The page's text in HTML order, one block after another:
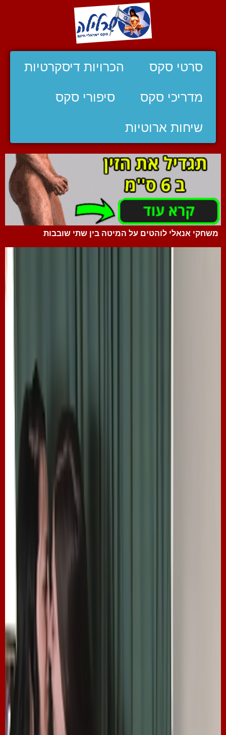
סרטי סקס הכרויות דיסקרטיות
מדריכי סקס סיפורי סקס
שיחות ארוטיות
משחקי אנאלי לוהטים על המיטה בין שתי שובבות